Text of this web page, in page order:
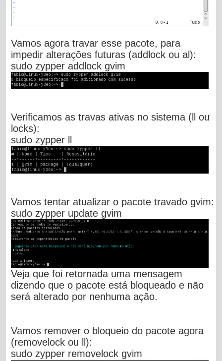
Vamos agora travar esse pacote, para
impedir alterações futuras (addlock ou al):
sudo zypper addlock gvim
Verificamos as travas ativas no sistema (ll ou
locks):
sudo zypper ll
Vamos tentar atualizar o pacote travado gvim:
sudo zypper update gvim
Veja que foi retornada uma mensagem
dizendo que o pacote está bloqueado e não
será alterado por nenhuma ação.
Vamos remover o bloqueio do pacote agora
(removelock ou ll):
sudo zypper removelock gvim